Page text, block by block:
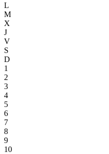
L
M
X
J
V
S
D
1
2
3
4
5
6
7
8
9
10